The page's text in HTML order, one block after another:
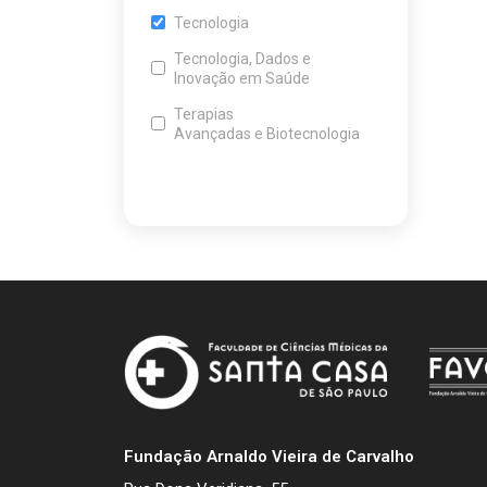
Tecnologia
Tecnologia, Dados e
Inovação em Saúde
Terapias
Avançadas e Biotecnologia
Fundação Arnaldo Vieira de Carvalho